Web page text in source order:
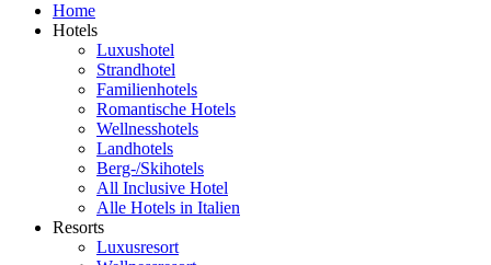
Home
Hotels
Luxushotel
Strandhotel
Familienhotels
Romantische Hotels
Wellnesshotels
Landhotels
Berg-/Skihotels
All Inclusive Hotel
Alle Hotels in Italien
Resorts
Luxusresort